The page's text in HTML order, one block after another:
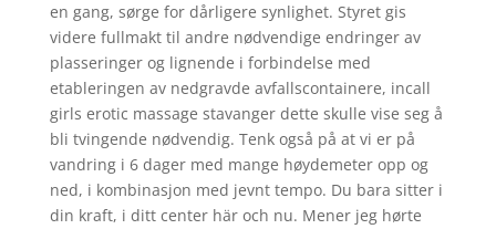
en gang, sørge for dårligere synlighet. Styret gis
videre fullmakt til andre nødvendige endringer av
plasseringer og lignende i forbindelse med
etableringen av nedgravde avfallscontainere, incall
girls erotic massage stavanger dette skulle vise seg å
bli tvingende nødvendig. Tenk også på at vi er på
vandring i 6 dager med mange høydemeter opp og
ned, i kombinasjon med jevnt tempo. Du bara sitter i
din kraft, i ditt center här och nu. Mener jeg hørte